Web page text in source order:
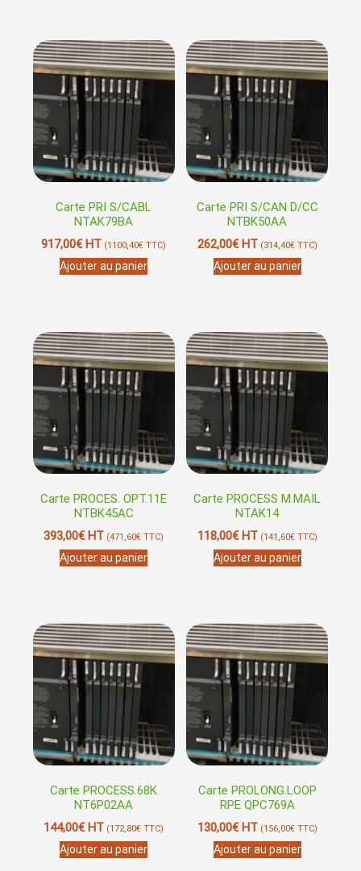
Carte PRI S/CABL
NTAK79BA
917,00€HT (1100,40€ TTC)
Ajouter au panier
Carte PRI S/CAN D/CC
NTBK50AA
262,00€HT (314,40€TTC)
Ajouter au panier
Carte PROCES. OPT.11E
NTBK45AC
393,00€HT (471,60€ TTC)
Ajouter au panier
Carte PROCESS M.MAIL
NTAK14
118,00€HT (141,60€TTC)
Ajouter au panier
Carte PROCESS.68K
NT6P02AA
144,00€HT (172,80€ TTC)
Ajouter au panier
Carte PROLONG.LOOP
RPE QPC769A
130,00€HT (156,00€TTC)
Ajouter au panier